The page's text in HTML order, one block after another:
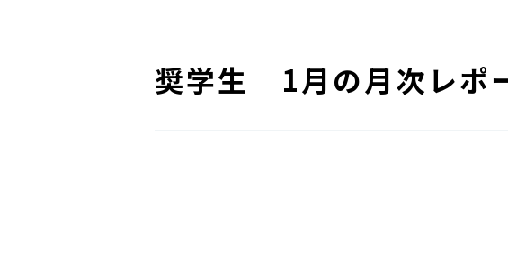
かめのり財団とは
設立の経緯
かめのりスクール
海外日本語教育支援
にほんご人フォーラム
フォーラム・講演会
オンライン連続セミナ
奨学生 1月の月次レポ